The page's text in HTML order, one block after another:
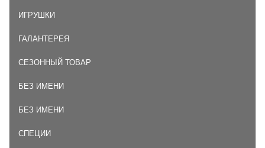
ИГРУШКИ
ГАЛАНТЕРЕЯ
СЕЗОННЫЙ ТОВАР
БЕЗ ИМЕНИ
БЕЗ ИМЕНИ
СПЕЦИИ